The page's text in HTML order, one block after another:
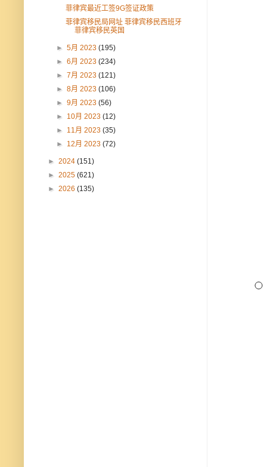
菲律宾最近工签9G签证政策
菲律宾移民局网址 菲律宾移民西班牙
菲律宾移民英国
►5月 2023(195)
►6月 2023(234)
►7月 2023(121)
►8月 2023(106)
►9月 2023(56)
► 10月 2023(12)
► 11月 2023(35)
► 12月 2023(72)
► 2024 (151)
► 2025 (621)
► 2026 (135)